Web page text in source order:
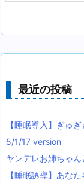
最近の投稿
【睡眠導入】ぎゅ
5/1/17 version
ヤンデレお姉ちゃ
【睡眠誘導】あな